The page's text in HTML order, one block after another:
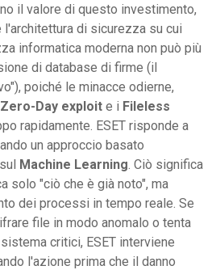
il valore di questo investimento,
di sicurezza su cui
informatica moderna non può più
di database di firme (il
poiché le minacce odierne,
Zero-Day exploit e i Fileless
rapidamente. ESET risponde a
un approccio basato
Machine Learning. Ciò significa
solo "ciò che è già noto", ma
dei processi in tempo reale. Se
file in modo anomalo o tenta
critici, ESET interviene
l'azione prima che il danno